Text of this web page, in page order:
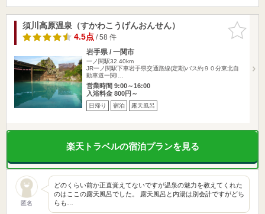
お気に入
りに追加
須川高原温泉（すかわこうげんおんせん）
4.5点/ 58 件
岩手県 / 一関市
一ノ関駅32.40km
JR一ノ関駅下車岩手県交通路線(定期)バス約９０分東北自
動車道一関I…
営業時間 9:00～16:00
入浴料金 800円～
日帰り 宿泊 露天風呂
楽天トラベルの宿泊プランを見る
匿名
どのくらい前か正直覚えてないですが温泉の魅力を教えてくれた
のはここの露天風呂でした。 露天風呂と内湯は別会計ですがどち
らも…